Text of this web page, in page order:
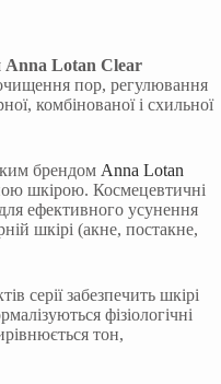
Anna Lotan Clear
пор, регулювання
комбінованої і схильної
брендом Anna Lotan
шкірою. Космецевтичні
ефективного усунення
шкірі (акне, постакне,
серії забезпечить шкірі
фізіологічні
тон,